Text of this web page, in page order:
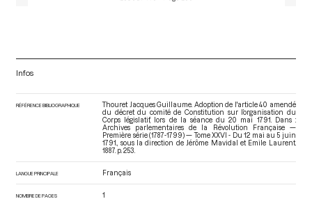
Infos
RÉFÉRENCE BIBLIOGRAPHIQUE
Thouret Jacques Guillaume. Adoption de l'article 40 amendé
du décret du comité de Constitution sur l’organisation du
Corps législatif, lors de la séance du 20 mai 1791. Dans :
Archives parlementaires de la Révolution Française —
Première série (1787-1799) — Tome XXVI - Du 12 mai au 5 juin
1791.
, sous la direction de Jérôme Mavidal et Emile Laurent.
1887. p. 253.
LANGUE PRINCIPALE Français
NOMBRE DE PAGES 1